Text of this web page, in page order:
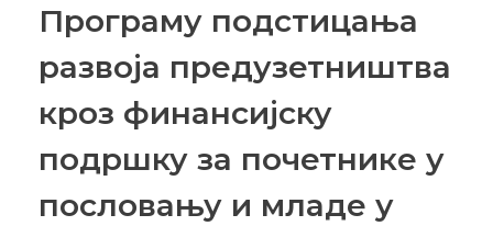
Програму подстицања
развоја предузетништва
кроз финансијску
подршку за почетнике у
пословању и младе у